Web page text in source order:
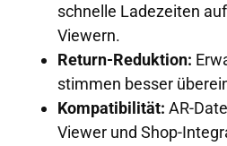
schnelle Ladezeiten
Viewern.
Return-Reduktion:
stimmen besser
Kompatibilität: AR-
Viewer und Shop-